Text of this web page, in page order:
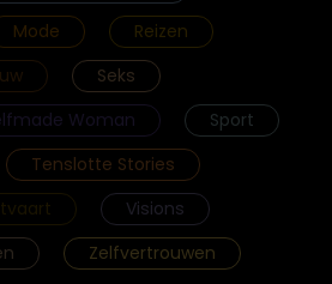
Mode
Reizen
Seks
Woman
Sport
Tenslotte Stories
Visions
Zelfvertrouwen